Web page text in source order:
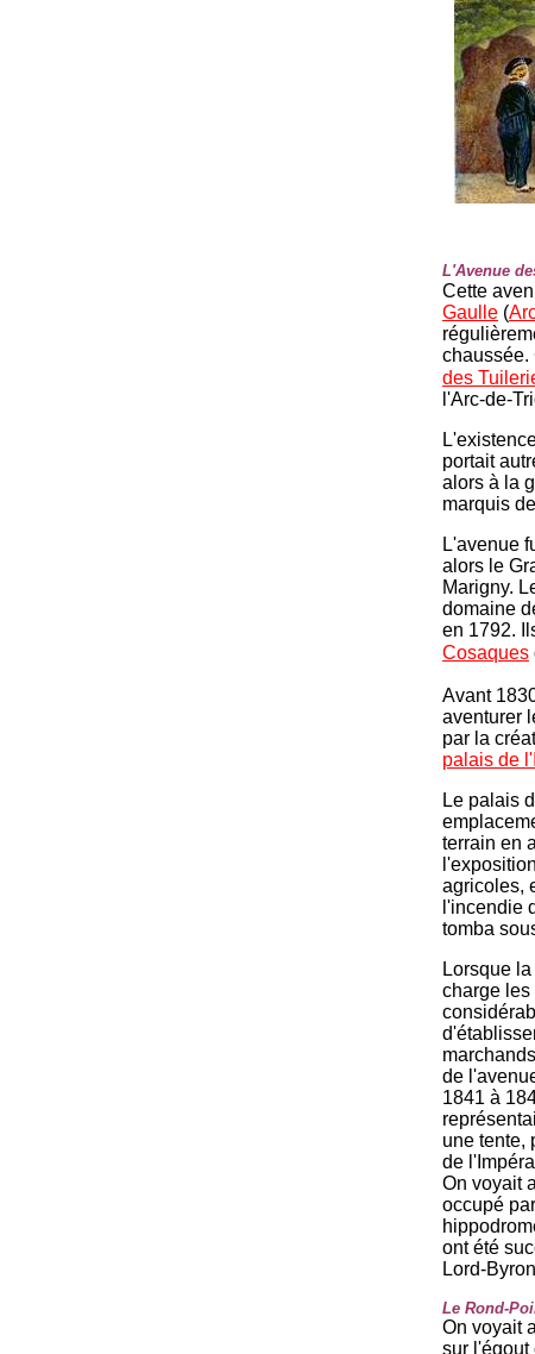
L'Avenue
Cette
Gaulle (
chaussée.
des
l'Arc-de-
portait
alors à la
marquis
L'avenue
alors le
Marigny.
domaine
en 1792.
Cosaques
Avant
aventurer
par la
palais de
Le palais
terrain en
agricoles,
l'incendie
tomba
Lorsque
charge les
de
1841 à
une tente,
de
On voyait
occupé
ont été
Lord-
Le Rond-
On voyait
sur l'égout